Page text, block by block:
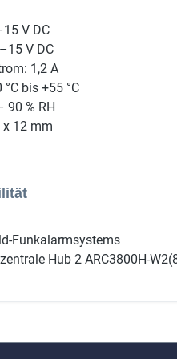
V DC
V DC
1,2 A
bis +55 °C
90 % RH
x 12 mm
Funkalarmsystems
Hub 2 ARC3800H-